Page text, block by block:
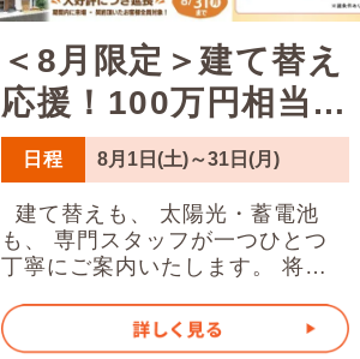
＜8月限定＞建て替え
応援！100万円相当プ
レゼント★
日程 8月1日(土)～31日(月)
も、 専門スタッフが一つひとつ
丁寧にご案内いたします。 将来
一緒に考えてみませんか？ そ
して桧家といえばZ空調！ Z空調